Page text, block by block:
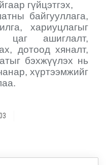
гүйцэтгэх,
байгууллага,
хариуцлагыг
цаг ашиглалт,
дотоод хяналт,
бэхжүүлэх нь
хүртээмжийг